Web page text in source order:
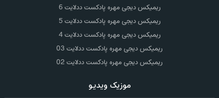
ریمیکس دیجی مهره پادکست ددلایت 6
ریمیکس دیجی مهره پادکست ددلایت 5
ریمیکس دیجی مهره پادکست ددلایت 4
ریمیکس دیجی مهره پادکست ددلایت 03
ریمیکس دیجی مهره پادکست ددلایت 02
موزیک ویدیو